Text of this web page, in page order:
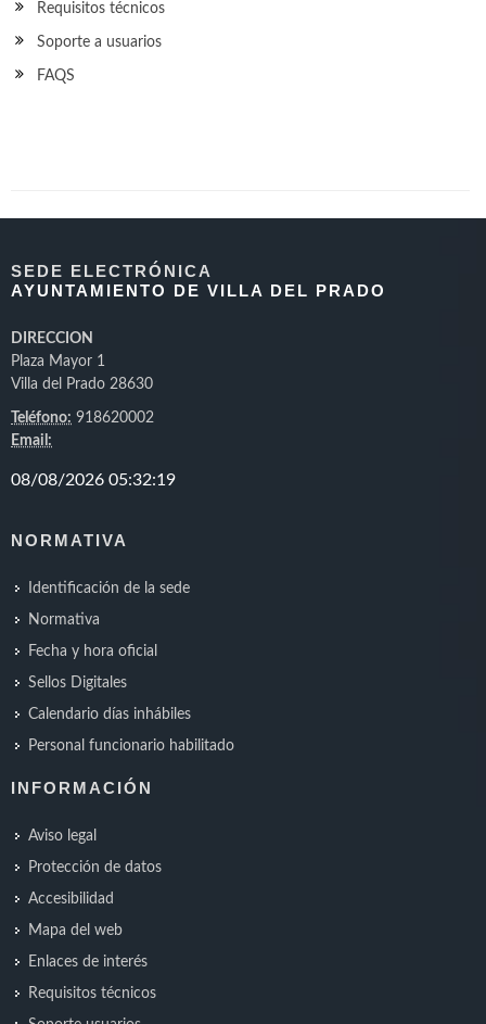
Requisitos técnicos
Soporte a usuarios
FAQS
SEDE ELECTRÓNICA
AYUNTAMIENTO DE VILLA DEL PRADO
DIRECCION
Plaza Mayor 1
Villa del Prado 28630
Teléfono: 918620002
Email:
NORMATIVA
Identificación de la sede
Normativa
Fecha y hora oficial
Sellos Digitales
Calendario días inhábiles
Personal funcionario habilitado
INFORMACIÓN
Aviso legal
Protección de datos
Accesibilidad
Mapa del web
Enlaces de interés
Requisitos técnicos